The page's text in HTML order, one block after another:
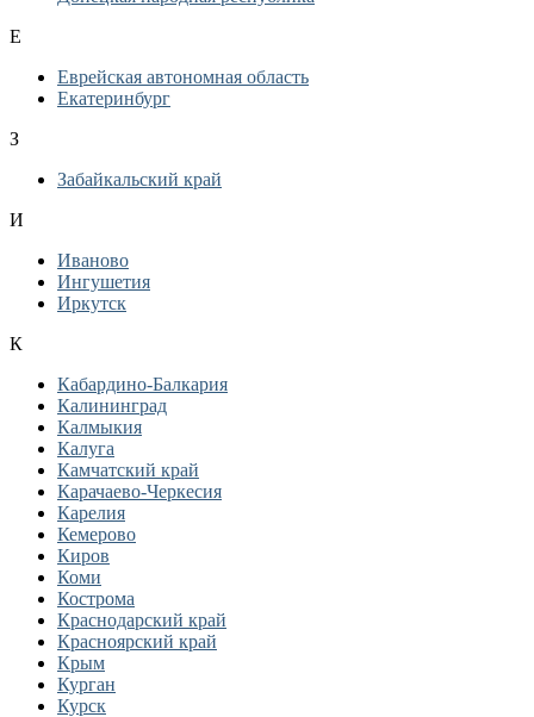
Е
Еврейская автономная область
Екатеринбург
З
Забайкальский край
И
Иваново
Ингушетия
Иркутск
К
Кабардино-Балкария
Калининград
Калмыкия
Калуга
Камчатский край
Карачаево-Черкесия
Карелия
Кемерово
Киров
Коми
Кострома
Краснодарский край
Красноярский край
Крым
Курган
Курск